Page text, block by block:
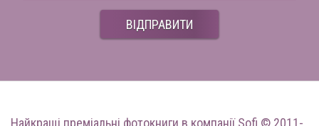
ВІДПРАВИТИ
Найкращі преміальні фотокниги в компанії Sofi © 2011-